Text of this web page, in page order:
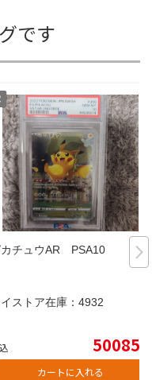
です
カチュウAR PSA10
ストア在庫： 4932
50085
カートに入れる